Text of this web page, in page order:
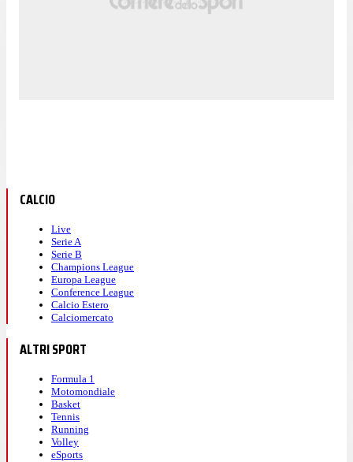
CALCIO
Live
Serie A
Serie B
Champions League
Europa League
Conference League
Calcio Estero
Calciomercato
ALTRI SPORT
Formula 1
Motomondiale
Basket
Tennis
Running
Volley
eSports